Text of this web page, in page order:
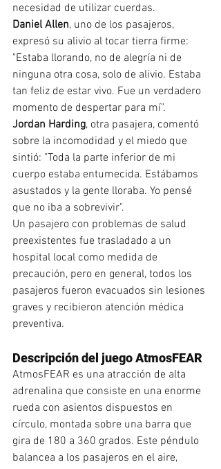
necesidad de utilizar cuerdas.
Daniel Allen, uno de los pasajeros,
expresó su alivio al tocar tierra firme:
"Estaba llorando, no de alegría ni de
ninguna otra cosa, solo de alivio. Estaba
tan feliz de estar vivo. Fue un verdadero
momento de despertar para mí".
Jordan Harding, otra pasajera, comentó
sobre la incomodidad y el miedo que
sintió: "Toda la parte inferior de mi
cuerpo estaba entumecida. Estábamos
asustados y la gente lloraba. Yo pensé
que no iba a sobrevivir".
Un pasajero con problemas de salud
preexistentes fue trasladado a un
hospital local como medida de
precaución, pero en general, todos los
pasajeros fueron evacuados sin lesiones
graves y recibieron atención médica
preventiva.
Descripción del juego AtmosFEAR
AtmosFEAR es una atracción de alta
adrenalina que consiste en una enorme
rueda con asientos dispuestos en
círculo, montada sobre una barra que
gira de 180 a 360 grados. Este péndulo
balancea a los pasajeros en el aire,